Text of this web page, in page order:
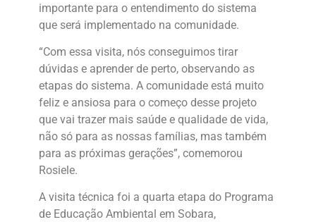
importante para o entendimento do sistema
que será implementado na comunidade.
“Com essa visita, nós conseguimos tirar
dúvidas e aprender de perto, observando as
etapas do sistema. A comunidade está muito
feliz e ansiosa para o começo desse projeto
que vai trazer mais saúde e qualidade de vida,
não só para as nossas famílias, mas também
para as próximas gerações”, comemorou
Rosiele.
A visita técnica foi a quarta etapa do Programa
de Educação Ambiental em Sobara,